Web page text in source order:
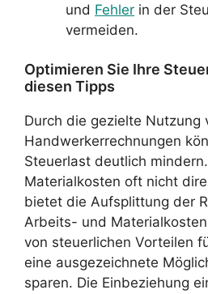
und Fehler in der
vermeiden.
Optimieren Sie Ihre
diesen Tipps
Durch die gezielte Nutzung
Handwerkerrechnungen
Steuerlast deutlich
Materialkosten oft nicht
bietet die Aufsplittung der
Arbeits- und
von steuerlichen Vorteilen
eine ausgezeichnete
sparen. Die Einbeziehung